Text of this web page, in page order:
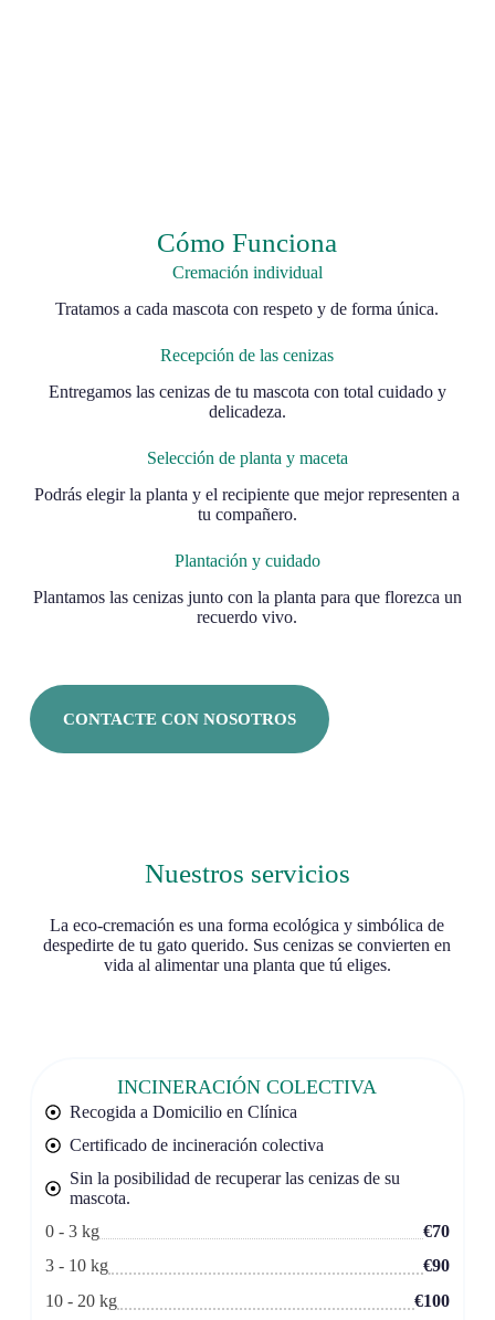
Cómo Funciona
Cremación individual
Tratamos a cada mascota con respeto y de forma única.
Recepción de las cenizas
Entregamos las cenizas de tu mascota con total cuidado y
delicadeza.
Selección de planta y maceta
Podrás elegir la planta y el recipiente que mejor representen a
tu compañero.
Plantación y cuidado
Plantamos las cenizas junto con la planta para que florezca un
recuerdo vivo.
CONTACTE CON NOSOTROS
Nuestros servicios
La eco-cremación es una forma ecológica y simbólica de
despedirte de tu gato querido. Sus cenizas se convierten en
vida al alimentar una planta que tú eliges.
INCINERACIÓN COLECTIVA
Recogida a Domicilio en Clínica
Certificado de incineración colectiva
Sin la posibilidad de recuperar las cenizas de su
mascota.
0 - 3 kg
€70
3 - 10 kg
€90
10 - 20 kg
€100